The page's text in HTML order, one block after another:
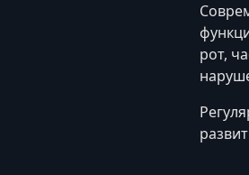
рот,